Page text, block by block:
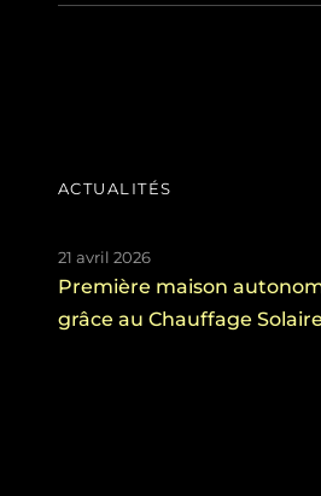
ACTUALITÉS
21 avril 2026
Première maison
grâce au Chauffage Solaire